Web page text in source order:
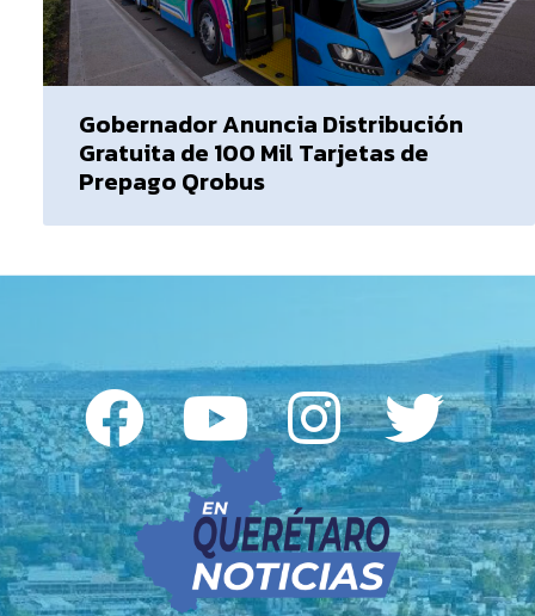
Gobernador Anuncia Distribución
Gratuita de 100 Mil Tarjetas de
Prepago Qrobus